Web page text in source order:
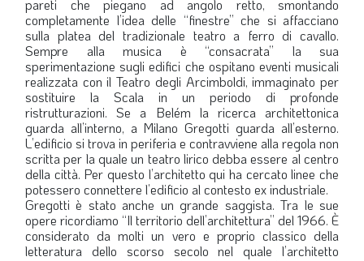
pareti che piegano ad angolo retto, smontando
completamente l’idea delle “finestre” che si affacciano
sulla platea del tradizionale teatro a ferro di cavallo.
Sempre alla musica è “consacrata” la sua
sperimentazione sugli edifici che ospitano eventi musicali
realizzata con il Teatro degli Arcimboldi, immaginato per
sostituire la Scala in un periodo di profonde
ristrutturazioni. Se a Belém la ricerca architettonica
guarda all’interno, a Milano Gregotti guarda all’esterno.
L’edificio si trova in periferia e contravviene alla regola non
scritta per la quale un teatro lirico debba essere al centro
della città. Per questo l’architetto qui ha cercato linee che
potessero connettere l’edificio al contesto ex industriale.
Gregotti è stato anche un grande saggista. Tra le sue
opere ricordiamo “Il territorio dell’architettura” del 1966. È
considerato da molti un vero e proprio classico della
letteratura dello scorso secolo nel quale l’architetto